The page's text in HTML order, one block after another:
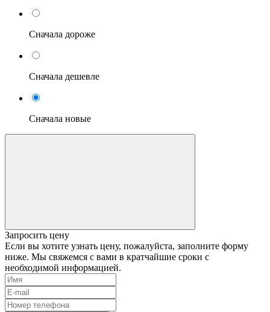
Сначала дороже
Сначала дешевле
Сначала новые
Запросить цену
Если вы хотите узнать цену, пожалуйста, заполните форму
ниже. Мы свяжемся с вами в кратчайшие сроки с
необходимой информацией.